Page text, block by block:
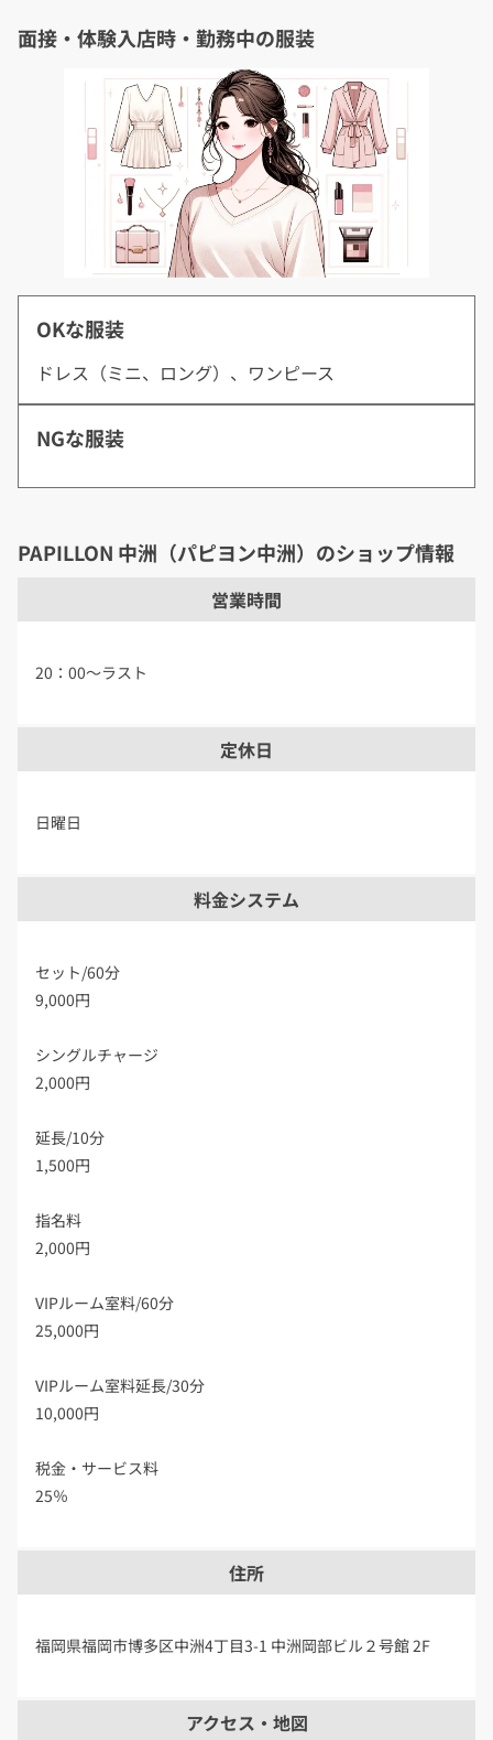
面接・体験入店時・勤務中の服装
OKな服装
ドレス（ミニ、ロング）、ワンピース
NGな服装
PAPILLON 中洲（パピヨン中洲）のショップ情報
営業時間
20：00～ラスト
定休日
日曜日
料金システム
セット/60分
9,000円
シングルチャージ
2,000円
延長/10分
1,500円
指名料
2,000円
VIPルーム室料/60分
25,000円
VIPルーム室料延長/30分
10,000円
税金・サービス料
25％
住所
福岡県福岡市博多区中洲4丁目3-1 中洲岡部ビル２号館 2F
アクセス・地図